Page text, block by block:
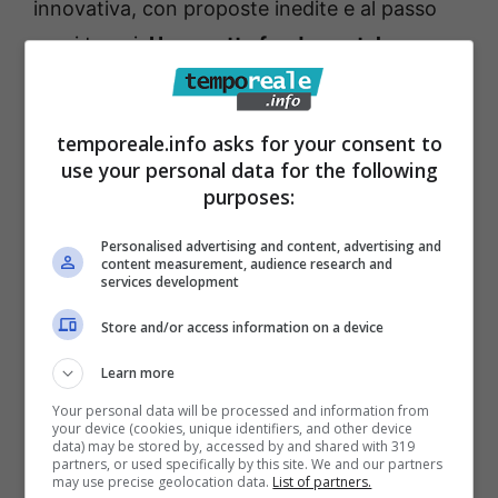
innovativa, con proposte inedite e al passo
con i tempi.Un aspetto fondamentale sono
gli ingressi della struttura, allo stato attuale
completamente anonimi, così come
l’illuminazione, fortemente richiesta dagli
ambulanti, con l’installazione di 35 pali e
mercato sarà inoltre promosso
mediaticamente, su radio, tv e stampa. Ecco,
siamo ben orgogliosi di aver partecipato a
questo progetto, che soddisfa appieno le
richieste di chi vi lavora all’interno. Che dire,
dopo il trasferimento del 2010 sarebbe una
ventata di freschezza per il mercato e per la
temporeale.info asks for your consent to
use your personal data for the following
purposes:
Personalised advertising and content, advertising and
content measurement, audience research and
services development
Store and/or access information on a device
Learn more
Your personal data will be processed and information from
your device (cookies, unique identifiers, and other device
data) may be stored by, accessed by and shared with 319
partners, or used specifically by this site. We and our partners
may use precise geolocation data. List of partners.